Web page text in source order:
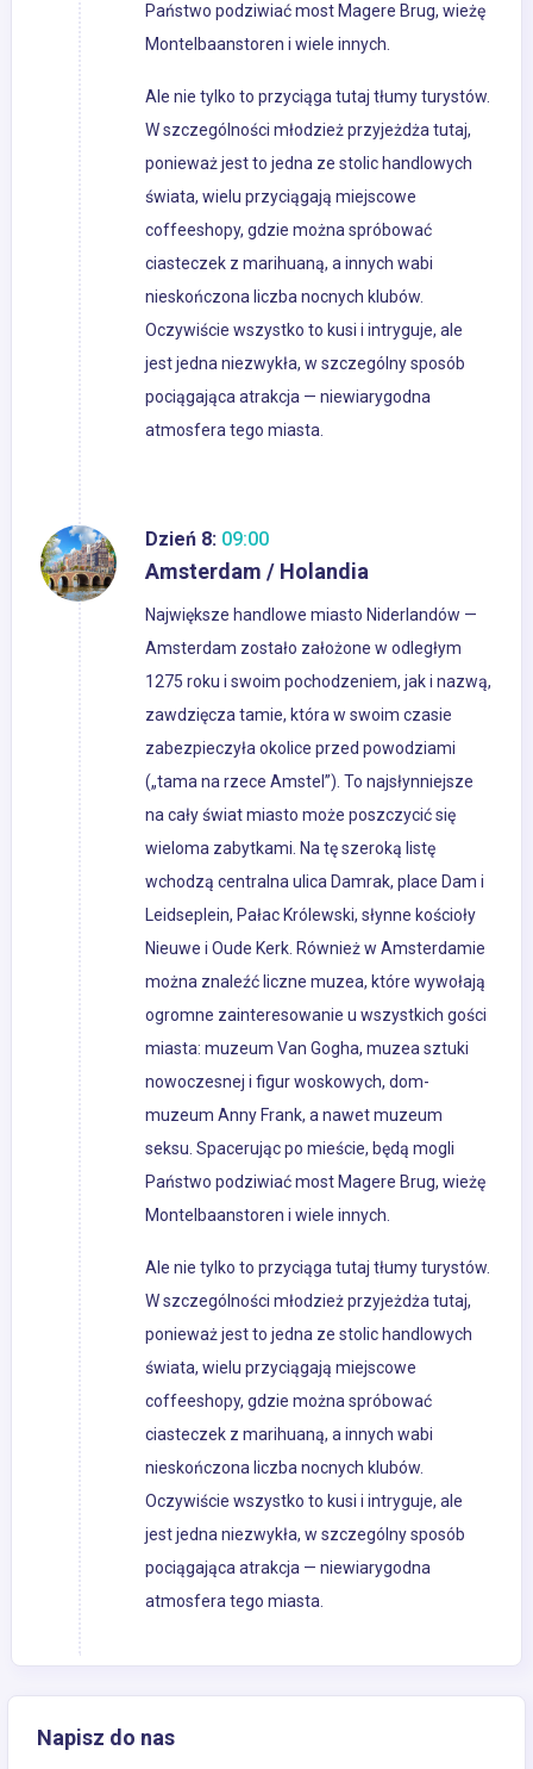
Państwo podziwiać most Magere Brug, wieżę
Montelbaanstoren i wiele innych.
Ale nie tylko to przyciąga tutaj tłumy turystów.
W szczególności młodzież przyjeżdża tutaj,
ponieważ jest to jedna ze stolic handlowych
świata, wielu przyciągają miejscowe
coffeeshopy, gdzie można spróbować
ciasteczek z marihuaną, a innych wabi
nieskończona liczba nocnych klubów.
Oczywiście wszystko to kusi i intryguje, ale
jest jedna niezwykła, w szczególny sposób
pociągająca atrakcja — niewiarygodna
atmosfera tego miasta.
Dzień 8: 09:00
Amsterdam / Holandia
Największe handlowe miasto Niderlandów —
Amsterdam zostało założone w odległym
1275 roku i swoim pochodzeniem, jak i nazwą,
zawdzięcza tamie, która w swoim czasie
zabezpieczyła okolice przed powodziami
(„tama na rzece Amstel”). To najsłynniejsze
na cały świat miasto może poszczycić się
wieloma zabytkami. Na tę szeroką listę
wchodzą centralna ulica Damrak, place Dam i
Leidseplein, Pałac Królewski, słynne kościoły
Nieuwe i Oude Kerk. Również w Amsterdamie
można znaleźć liczne muzea, które wywołają
ogromne zainteresowanie u wszystkich gości
miasta: muzeum Van Gogha, muzea sztuki
nowoczesnej i figur woskowych, dom-
muzeum Anny Frank, a nawet muzeum
seksu. Spacerując po mieście, będą mogli
Państwo podziwiać most Magere Brug, wieżę
Montelbaanstoren i wiele innych.
Ale nie tylko to przyciąga tutaj tłumy turystów.
W szczególności młodzież przyjeżdża tutaj,
ponieważ jest to jedna ze stolic handlowych
świata, wielu przyciągają miejscowe
coffeeshopy, gdzie można spróbować
ciasteczek z marihuaną, a innych wabi
nieskończona liczba nocnych klubów.
Oczywiście wszystko to kusi i intryguje, ale
jest jedna niezwykła, w szczególny sposób
pociągająca atrakcja — niewiarygodna
atmosfera tego miasta.
Napisz do nas